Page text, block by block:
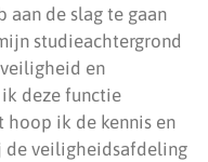
aan de slag te gaan
studieachtergrond
en
deze functie
hoop ik de kennis en
de veiligheidsafdeling